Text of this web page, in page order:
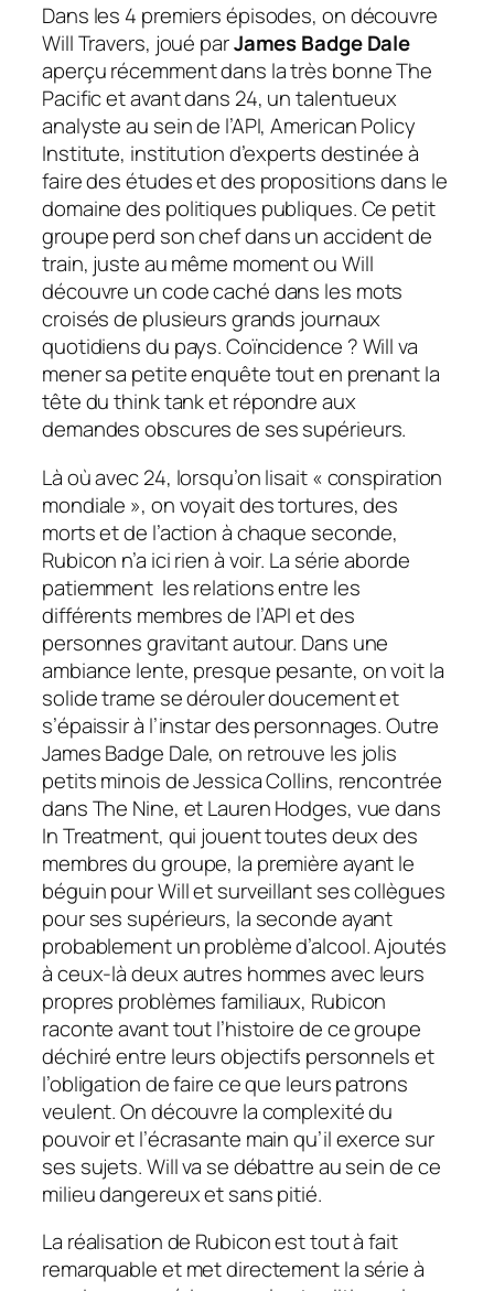
Dans les 4 premiers épisodes, on découvre
Will Travers, joué parJames Badge Dale
aperçu récemment dans la très bonne The
Pacific et avant dans 24, un talentueux
analyste au sein de l’API, American Policy
Institute, institution d’experts destinée à
faire des études et des propositions dans le
domaine des politiques publiques. Ce petit
groupe perd son chef dans un accident de
train, juste au même moment ou Will
découvre un code caché dans les mots
croisés de plusieurs grands journaux
quotidiens du pays. Coïncidence ? Will va
mener sa petite enquête tout en prenant la
tête duthink tanket répondre aux
demandes obscures de ses supérieurs.
Là où avec 24, lorsqu’on lisait « conspiration
mondiale », on voyait des tortures, des
morts et de l’action à chaque seconde,
Rubicon n’a ici rien à voir. La série aborde
patiemment les relations entre les
différents membres de l’API et des
personnes gravitant autour. Dans une
ambiance lente, presque pesante, on voit la
solide trame se dérouler doucement et
s’épaissir à l’instar des personnages. Outre
James Badge Dale, on retrouve les jolis
petits minois de Jessica Collins, rencontrée
dans The Nine, et Lauren Hodges, vue dans
In Treatment, qui jouent toutes deux des
membres du groupe, la première ayant le
béguin pour Will et surveillant ses collègues
pour ses supérieurs, la seconde ayant
probablement un problème d’alcool. Ajoutés
à ceux-là deux autres hommes avec leurs
propres problèmes familiaux, Rubicon
raconte avant tout l’histoire de ce groupe
déchiré entre leurs objectifs personnels et
l’obligation de faire ce que leurs patrons
veulent. On découvre la complexité du
pouvoir et l’écrasante main qu’il exerce sur
ses sujets. Will va se débattre au sein de ce
milieu dangereux et sans pitié.
La réalisation de Rubicon est tout à fait
remarquable et met directement la série à